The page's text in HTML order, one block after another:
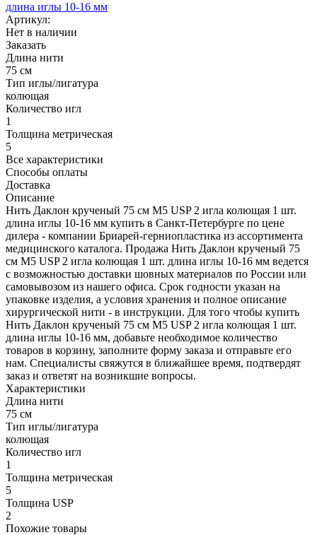
Артикул:
Нет в наличии
Заказать
Длина нити
75 см
Тип иглы/лигатура
колющая
Количество игл
1
Толщина метрическая
5
Все характеристики
Способы оплаты
Доставка
Описание
Нить Даклон крученый 75 см М5 USP 2 игла колющая 1 шт.
длина иглы 10-16 мм купить в Санкт-Петербурге по цене
дилера - компании Бриарей-герниопластика из ассортимента
медицинского каталога. Продажа Нить Даклон крученый 75
см М5 USP 2 игла колющая 1 шт. длина иглы 10-16 мм ведется
с возможностью доставки шовных материалов по России или
самовывозом из нашего офиса. Срок годности указан на
упаковке изделия, а условия хранения и полное описание
хирургической нити - в инструкции. Для того чтобы купить
Нить Даклон крученый 75 см М5 USP 2 игла колющая 1 шт.
длина иглы 10-16 мм, добавьте необходимое количество
товаров в корзину, заполните форму заказа и отправьте его
нам. Специалисты свяжутся в ближайшее время, подтвердят
заказ и ответят на возникшие вопросы.
Характеристики
Длина нити
75 см
Тип иглы/лигатура
колющая
Количество игл
1
Толщина метрическая
5
Толщина USP
2
Похожие товары